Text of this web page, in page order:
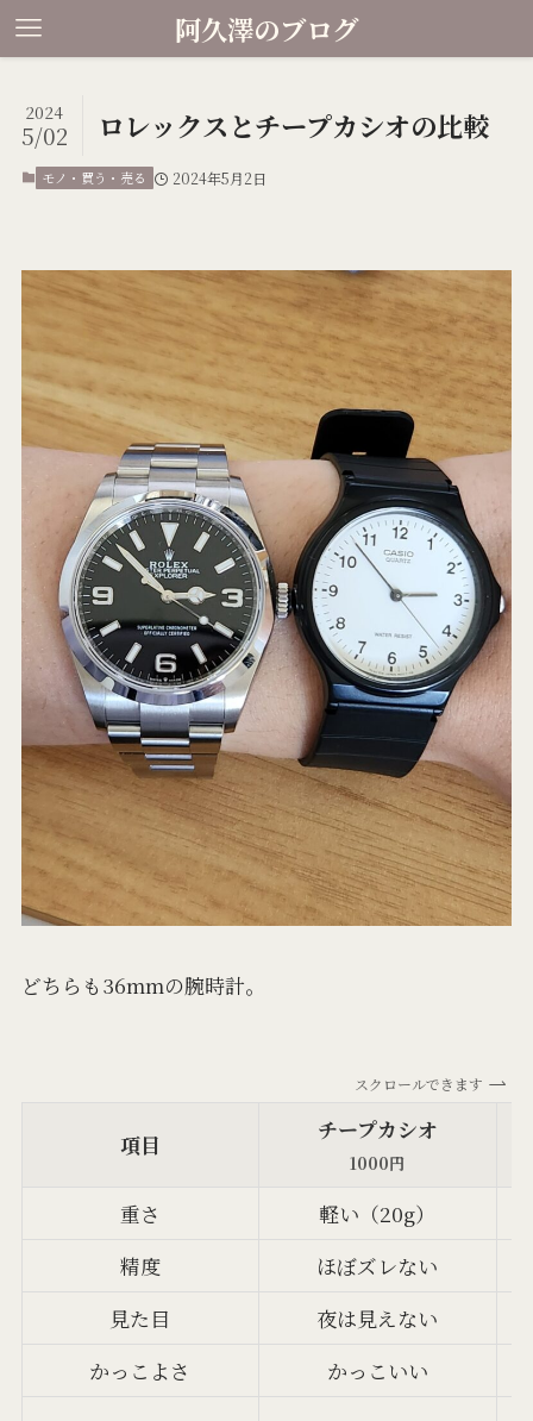
阿久澤のブログ
ロレックスとチープカシオの比較
2024
5/02
モノ・買う・売る 2024年5月2日
どちらも36mmの腕時計。
スクロールできます
項目
チープカシオ
1000円
重さ
軽い（20g）
精度
ほぼズレない
見た目
夜は見えない
かっこよさ
かっこいい